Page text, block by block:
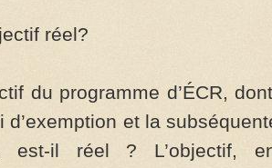
réel?
du programme d’ÉCR,
d’exemption et la
est-il réel ? L’objectif,